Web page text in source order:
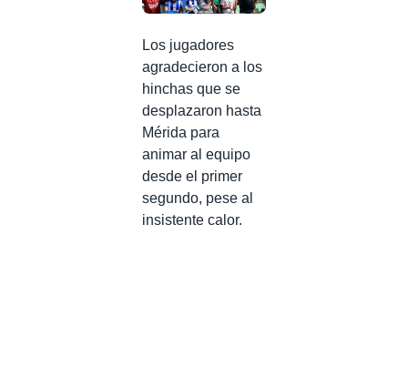
Los jugadores
agradecieron a los
hinchas que se
desplazaron hasta
Mérida para
animar al equipo
desde el primer
segundo, pese al
insistente calor.